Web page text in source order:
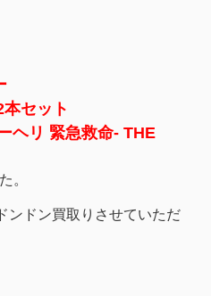
セット
ヘリ 緊急救命- THE
。
ンドン買取りさせていただ